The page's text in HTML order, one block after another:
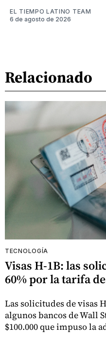
EL TIEMPO LATINO TEAM
6 de agosto de 2026
Relacionado
TECNOLOGÍA
Visas H-1B: las
60% por la tarifa
Las solicitudes de visas
algunos bancos de Wall
$100.000 que impuso la